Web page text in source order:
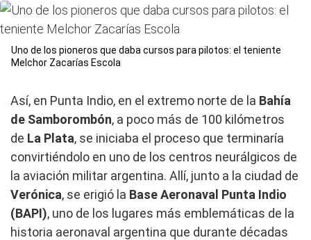
Uno de los pioneros que daba cursos para pilotos: el teniente
Melchor Zacarías Escola
Así, en Punta Indio, en el extremo norte de la Bahía
de Samborombón, a poco más de 100 kilómetros
de La Plata, se iniciaba el proceso que terminaría
convirtiéndolo en uno de los centros neurálgicos de
la aviación militar argentina. Allí, junto a la ciudad de
Verónica, se erigió la Base Aeronaval Punta Indio
(BAPI), uno de los lugares más emblemáticas de la
historia aeronaval argentina que durante décadas